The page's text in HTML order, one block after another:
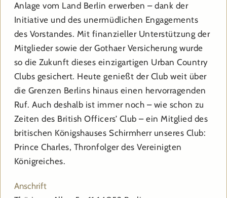
Anlage vom Land Berlin erwerben – dank der
Initiative und des unermüdlichen Engagements
des Vorstandes. Mit finanzieller Unterstützung der
Mitglieder sowie der Gothaer Versicherung wurde
so die Zukunft dieses einzigartigen Urban Country
Clubs gesichert. Heute genießt der Club weit über
die Grenzen Berlins hinaus einen hervorragenden
Ruf. Auch deshalb ist immer noch – wie schon zu
Zeiten des British Officers’ Club – ein Mitglied des
britischen Königshauses Schirmherr unseres Club:
Prince Charles, Thronfolger des Vereinigten
Königreiches.
Anschrift